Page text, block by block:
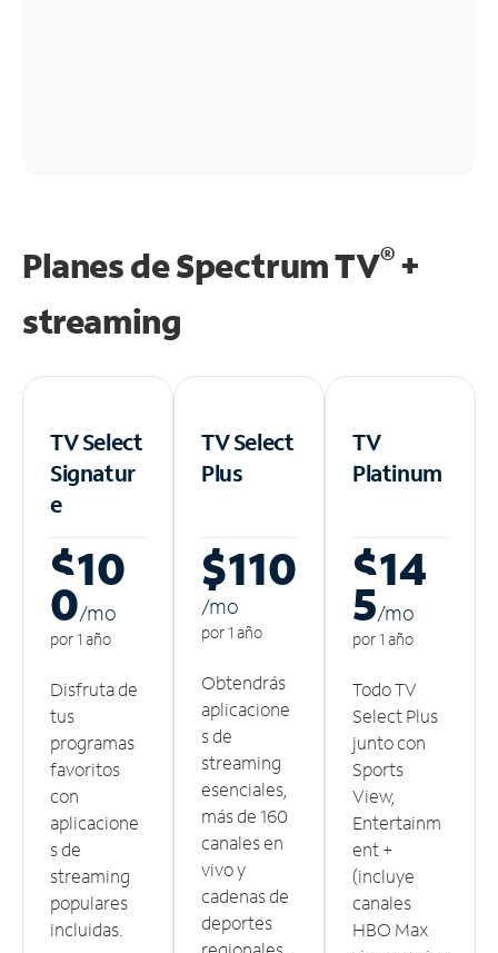
Planes de Spectrum TV®+
streaming
TV Select
Signatur
e
$10
0/mo
por 1 año
Disfruta de
tus
programas
favoritos
con
aplicacione
s de
streaming
populares
incluidas.
TV Select
Plus
$110
/mo
por 1 año
Obtendrás
aplicacione
s de
streaming
esenciales,
más de 160
canales en
vivo y
cadenas de
deportes
TV
Platinum
$14
5/mo
por 1 año
Todo TV
Select Plus
junto con
Sports
View,
Entertainm
ent +
(incluye
canales
HBO Max